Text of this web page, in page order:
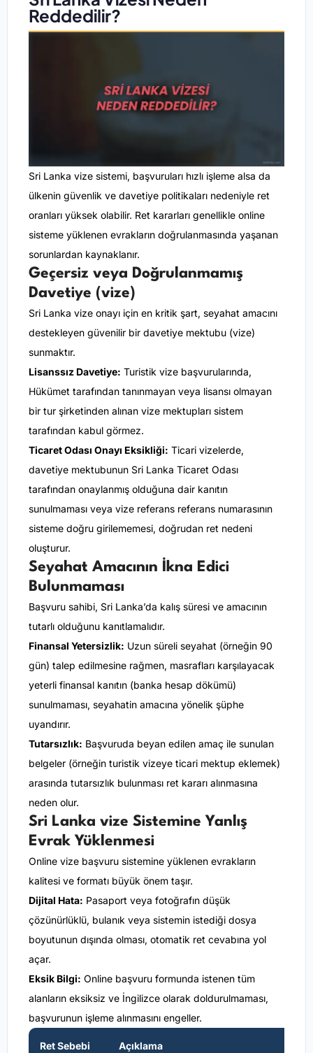
Reddedilir?
Sri Lanka vize sistemi, başvuruları hızlı işleme alsa da
ülkenin güvenlik ve davetiye politikaları nedeniyle ret
oranları yüksek olabilir. Ret kararları genellikle online
sisteme yüklenen evrakların doğrulanmasında yaşanan
sorunlardan kaynaklanır.
Geçersiz veya Doğrulanmamış
Davetiye (vize)
Sri Lanka vize onayı için en kritik şart, seyahat amacını
destekleyen güvenilir bir davetiye mektubu (vize)
sunmaktır.
Lisanssız Davetiye: Turistik vize başvurularında,
Hükümet tarafından tanınmayan veya lisansı olmayan
bir tur şirketinden alınan vize mektupları sistem
tarafından kabul görmez.
Ticaret Odası Onayı Eksikliği: Ticari vizelerde,
davetiye mektubunun Sri Lanka Ticaret Odası
tarafından onaylanmış olduğuna dair kanıtın
sunulmaması veya vize referans referans numarasının
sisteme doğru girilememesi, doğrudan ret nedeni
oluşturur.
Seyahat Amacının İkna Edici
Bulunmaması
Başvuru sahibi, Sri Lanka’da kalış süresi ve amacının
tutarlı olduğunu kanıtlamalıdır.
Finansal Yetersizlik: Uzun süreli seyahat (örneğin 90
gün) talep edilmesine rağmen, masrafları karşılayacak
yeterli finansal kanıtın (banka hesap dökümü)
sunulmaması, seyahatin amacına yönelik şüphe
uyandırır.
Tutarsızlık: Başvuruda beyan edilen amaç ile sunulan
belgeler (örneğin turistik vizeye ticari mektup eklemek)
arasında tutarsızlık bulunması ret kararı alınmasına
neden olur.
Sri Lanka vize Sistemine Yanlış
Evrak Yüklenmesi
Online vize başvuru sistemine yüklenen evrakların
kalitesi ve formatı büyük önem taşır.
Dijital Hata: Pasaport veya fotoğrafın düşük
çözünürlüklü, bulanık veya sistemin istediği dosya
boyutunun dışında olması, otomatik ret cevabına yol
açar.
Eksik Bilgi: Online başvuru formunda istenen tüm
alanların eksiksiz ve İngilizce olarak doldurulmaması,
başvurunun işleme alınmasını engeller.
Ret Sebebi Açıklama